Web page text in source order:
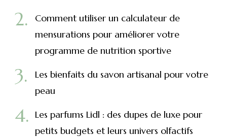
Comment utiliser un calculateur de
mensurations pour améliorer votre
programme de nutrition sportive
Les bienfaits du savon artisanal pour votre
peau
Les parfums Lidl : des dupes de luxe pour
petits budgets et leurs univers olfactifs